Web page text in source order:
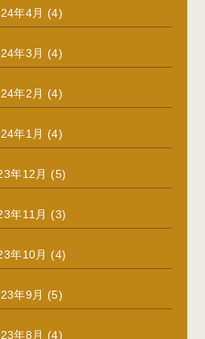
年4月 (4)
年3月 (4)
年2月 (4)
年1月 (4)
年12月 (5)
年11月 (3)
年10月 (4)
年9月 (5)
年8月 (4)